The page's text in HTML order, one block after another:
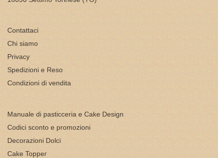
Contattaci
Chi siamo
Privacy
Spedizioni e Reso
Condizioni di vendita
Manuale di pasticceria e Cake Design
Codici sconto e promozioni
Decorazioni Dolci
Cake Topper